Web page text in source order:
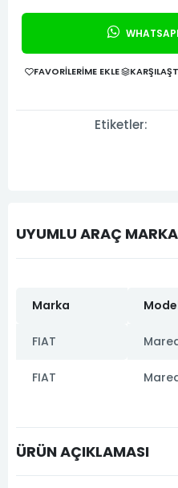
FAVORILERIME EKLE
Etiketler:
UYUMLU ARAÇ
Marka
FIAT
FIAT
ÜRÜN AÇIKLAMASI